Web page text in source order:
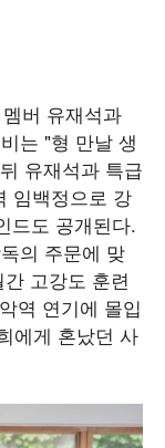
버 유재석과
는 "형 만날 생
유재석과 특급
임백정으로 강
드도 공개된다.
의 주문에 맞
고강도 훈련
역 연기에 몰입
에게 혼났던 사